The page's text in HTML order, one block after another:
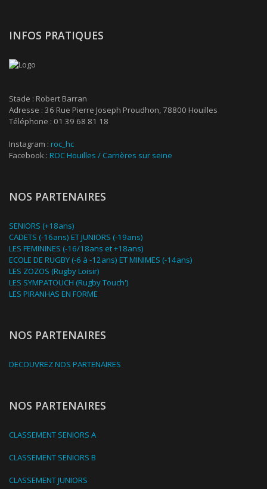
INFOS PRATIQUES
Stade : Robert Barran
Adresse : 36 Rue Pierre Joseph Proudhon, 78800 Houilles
Téléphone : 01 39 68 81 18
Instagram : roc_hc
Facebook : ROC Houilles / Carrières sur seine
NOS PARTENAIRES
SENIORS (+18ans)
CADETS (-16ans) ET JUNIORS (-19ans)
LES FEMININES (-16/18ans et +18ans)
ECOLE DE RUGBY (-6 à -12ans) ET MINIMES (-14ans)
LES ZOZOS (Rugby Loisir)
LES SYMPATOUCH (Rugby Touch')
LES PIRANHAS EN FORME
NOS PARTENAIRES
DECOUVREZ NOS PARTENAIRES
NOS PARTENAIRES
CLASSEMENT SENIORS A
CLASSEMENT SENIORS B
CLASSEMENT JUNIORS